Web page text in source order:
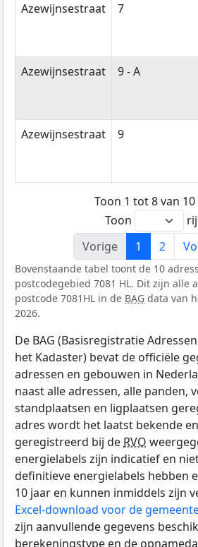
Azewijnsestraat 7
Azewijnsestraat 9 - A
Azewijnsestraat 9
Toon 1 tot 8 van
Toon
Vorige
1 2
Bovenstaande tabel toont de 10
postcodegebied 7081 HL. Dit zijn alle
postcode 7081HL in de BAG data van
2026.
De BAG (Basisregistratie
het Kadaster) bevat de officiële
adressen en gebouwen in
naast alle adressen, alle panden,
standplaatsen en ligplaatsen
adres wordt het laatst bekende
geregistreerd bij de RVO
energielabels zijn indicatief en
definitieve energielabels hebben
10 jaar en kunnen inmiddels zijn
Excel-download voor de
zijn aanvullende gegevens
berekeningstype en de